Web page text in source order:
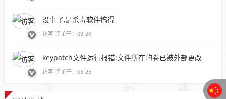
没事了,是杀毒软件搞得
访客 评论于：03-26
访客 评论于：03-25